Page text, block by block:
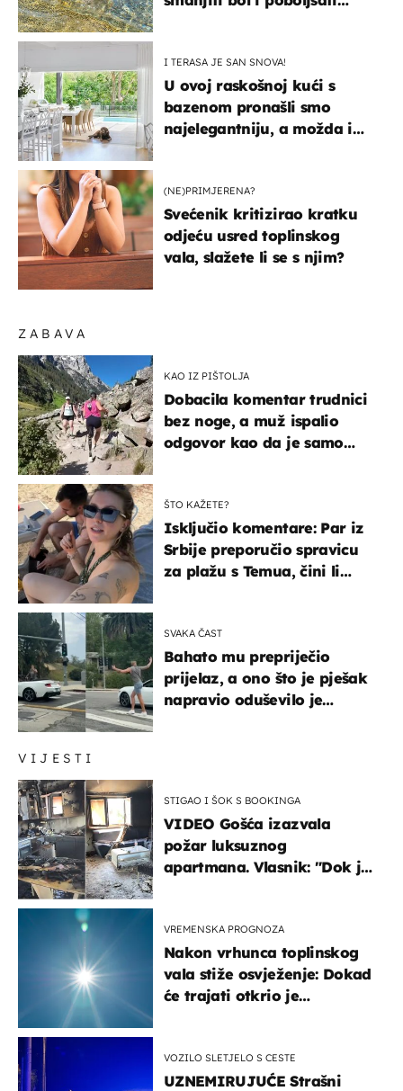
VIJESTI
STIGAO I ŠOK S BOOKINGA
VIDEO Gošća izazvala
požar luksuznog
apartmana. Vlasnik: "Dok je
VREMENSKA PROGNOZA
Nakon vrhunca toplinskog
vala stiže osvježenje: Dokad
će trajati otkrio je
VOZILO SLETJELO S CESTE
UZNEMIRUJUĆE Strašni
ZABAVA
KAO IZ PIŠTOLJA
Dobacila komentar trudnici
bez noge, a muž ispalio
odgovor kao da je samo
ŠTO KAŽETE?
Isključio komentare: Par iz
Srbije preporučio spravicu
za plažu s Temua, čini li
SVAKA ČAST
Bahato mu prepriječio
prijelaz, a ono što je pješak
napravio oduševilo je
I TERASA JE SAN SNOVA!
U ovoj raskošnoj kući s
bazenom pronašli smo
najelegantniju, a možda i
(NE)PRIMJERENA?
Svećenik kritizirao kratku
odjeću usred toplinskog
vala, slažete li se s njim?